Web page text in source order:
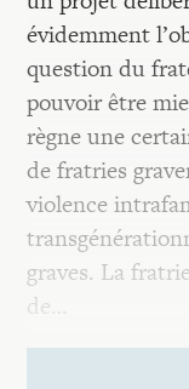
évidemment
question du
pouvoir être
règne une
de fratries
violence
graves. La
de…